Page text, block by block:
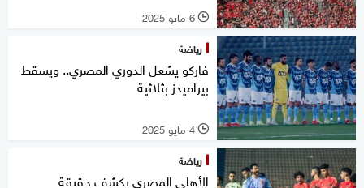
l 6 مايو 2025
رياضة
فاركو يشعل الدوري المصري.. ويسقط
بيراميدز بثلاثية
l 4 مايو 2025
رياضة
الأهلي المصري يكشف حقيقة